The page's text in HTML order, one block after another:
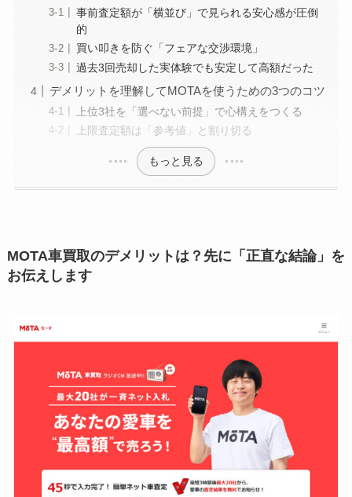
事前査定額が「横並び」で見られる安心感が圧倒
的
買い叩きを防ぐ「フェアな交渉環境」
過去3回売却した実体験でも安定して高額だった
デメリットを理解してMOTAを使うための3つのコツ
上位3社を「選べない前提」で心構えをつくる
上限査定額は「参考値」と割り切る
もっと見る
MOTA車買取のデメリットは？先に「正直な結論」を
お伝えします